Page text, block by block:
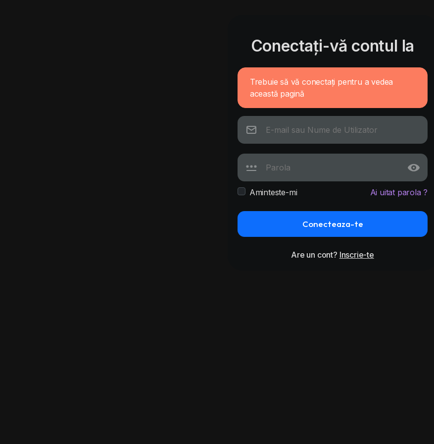
Conectați-vă contul la
Trebuie să vă conectați pentru a vedea
această pagină
Aminteste-mi Ai uitat parola ?
Conecteaza-te
Are un cont? Inscrie-te